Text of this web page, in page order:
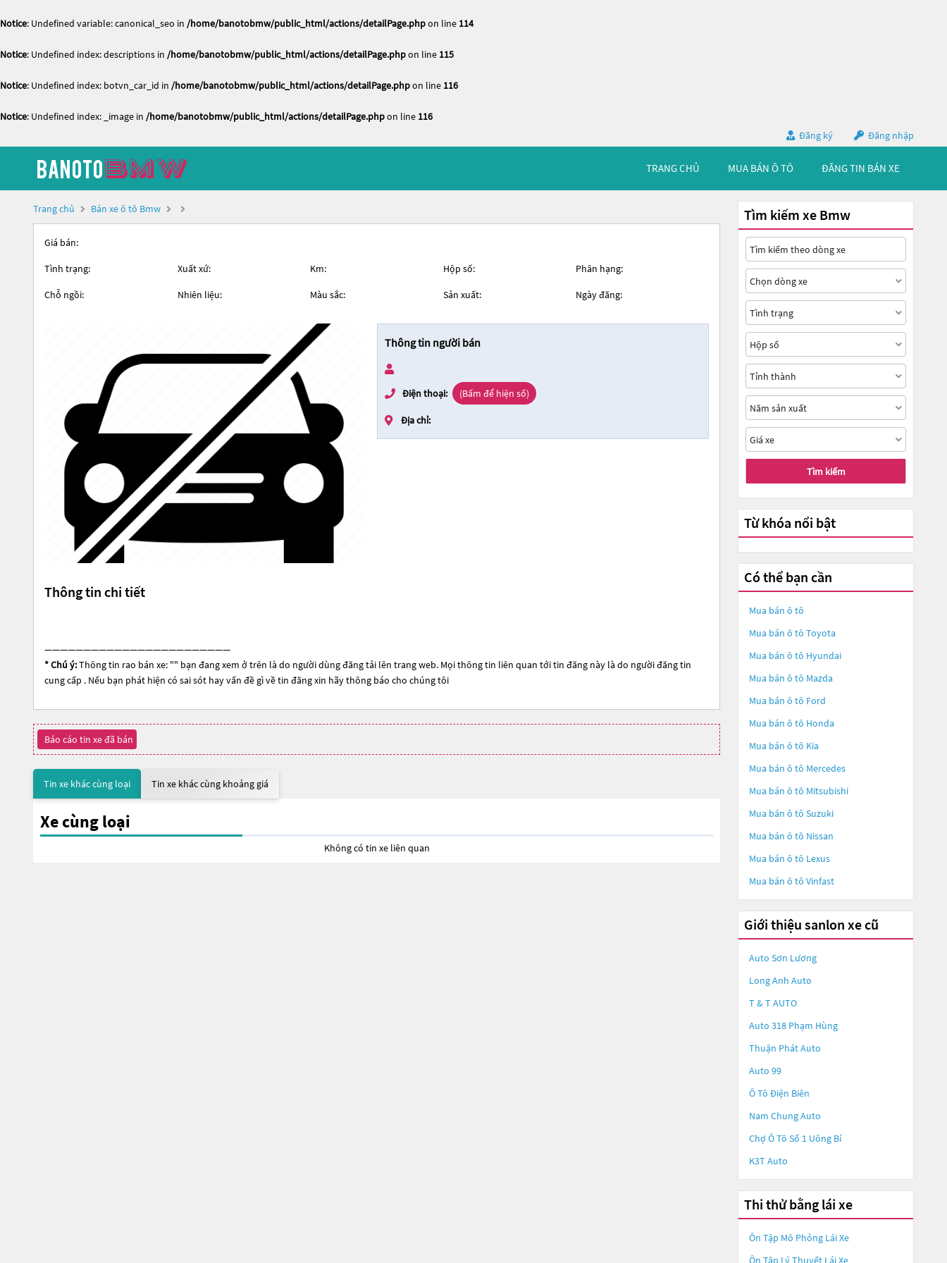
Notice: Undefined variable: canonical_seo in /home/banotobmw/public_html/actions/detailPage.phpon line 114
Notice: Undefined index: descriptions in /home/banotobmw/public_html/actions/detailPage.phpon line 115
Notice: Undefined index: botvn_car_id in /home/banotobmw/public_html/actions/detailPage.phpon line 116
Notice: Undefined index: _image in /home/banotobmw/public_html/actions/detailPage.phpon line 116
Đăng ký
Đăng nhập
TRANG CHỦ MUA BÁN Ô TÔ ĐĂNG TIN BÁN XE
Trang chủ Bán xe ô tô Bmw
Giá bán:
Tình trạng: Xuất xứ: Km: Hộp số: Phân hạng:
Chỗ ngồi: Nhiên liệu: Màu sắc: Sản xuất: Ngày đăng:
Thông tin người bán
Điện thoại: (Bấm để hiện số)
Địa chỉ:
Thông tin chi tiết
————————————————————————
* Chú ý:Thông tin rao bán xe: "" bạn đang xem ở trên là do người dùng đăng tải lên trang web. Mọi thông tin liên quan tới tin đăng này là do người đăng tin
cung cấp . Nếu bạn phát hiện có sai sót hay vấn đề gì về tin đăng xin hãy thông báo cho chúng tôi
Báo cáo tin xe đã bán
Tin xe khác cùng loại Tin xe khác cùng khoảng giá
Xe cùng loại
Không có tin xe liên quan
Tìm kiếm xe Bmw
Tìm kiếm
Từ khóa nổi bật
Có thể bạn cần
Mua bán ô tô
Mua bán ô tô Toyota
Mua bán ô tô Hyundai
Mua bán ô tô Mazda
Mua bán ô tô Ford
Mua bán ô tô Honda
Mua bán ô tô Kia
Mua bán ô tô Mercedes
Mua bán ô tô Mitsubishi
Mua bán ô tô Suzuki
Mua bán ô tô Nissan
Mua bán ô tô Lexus
Mua bán ô tô Vinfast
Giới thiệu sanlon xe cũ
Auto Sơn Lương
Long Anh Auto
T & T AUTO
Auto 318 Phạm Hùng
Thuận Phát Auto
Auto 99
Ô Tô Điện Biên
Nam Chung Auto
Chợ Ô Tô Số 1 Uông Bí
K3T Auto
Thi thử bằng lái xe
Ôn Tập Mô Phỏng Lái Xe
Ôn Tập Lý Thuyết Lái Xe